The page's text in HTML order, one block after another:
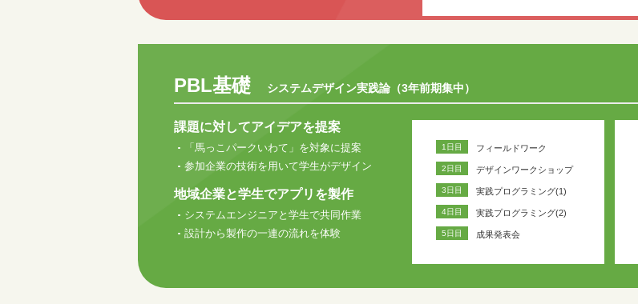
PBL基礎 システムデザイン実践論（3年前期集中）
課題に対してアイデアを提案
「馬っこパークいわて」を対象に提案
参加企業の技術を用いて学生がデザイン
地域企業と学生でアプリを製作
システムエンジニアと学生で共同作業
設計から製作の一連の流れを体験
1日目 フィールドワーク
2日目 デザインワークショップ
3日目 実践プログラミング(1)
4日目 実践プログラミング(2)
5日目 成果発表会